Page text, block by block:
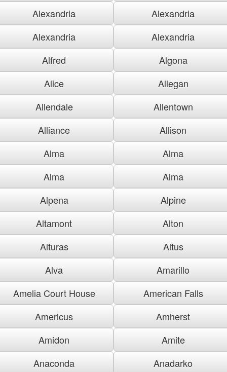
Alexandria
Alexandria
Alexandria
Alexandria
Alfred
Algona
Alice
Allegan
Allendale
Allentown
Alliance
Allison
Alma
Alma
Alma
Alma
Alpena
Alpine
Altamont
Alton
Alturas
Altus
Alva
Amarillo
Amelia Court House
American Falls
Americus
Amherst
Amidon
Amite
Anaconda
Anadarko